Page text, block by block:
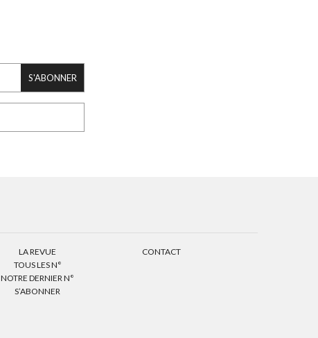
S'ABONNER
LA REVUE
TOUS LES N°
NOTRE DERNIER N°
S’ABONNER
CONTACT